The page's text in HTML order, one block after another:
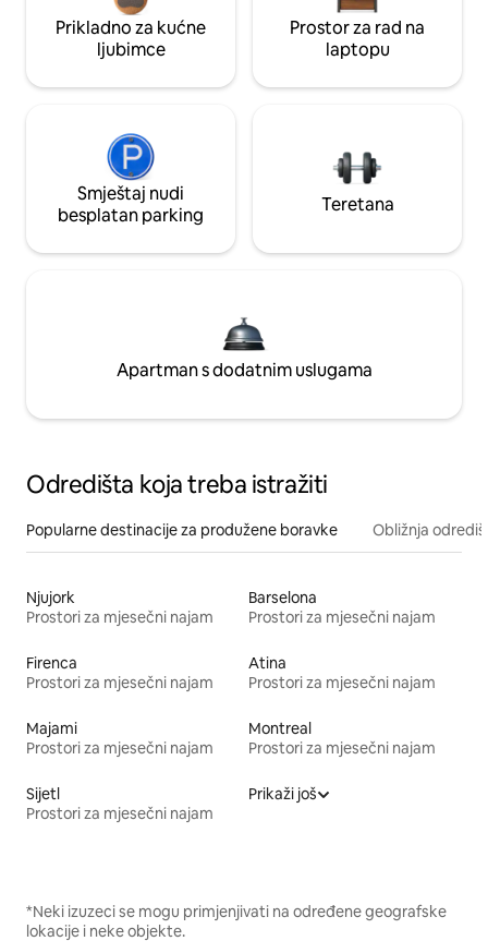
Prikladno za kućne
ljubimce
Prostor za rad na
laptopu
Smještaj nudi
besplatan parking
Teretana
Apartman s dodatnim uslugama
Odredišta koja treba istražiti
Popularne destinacije za produžene boravke Obližnja
Njujork
Prostori za mjesečni najam
Barselona
Prostori za mjesečni najam
Firenca
Prostori za mjesečni najam
Atina
Prostori za mjesečni najam
Majami
Prostori za mjesečni najam
Montreal
Prostori za mjesečni najam
Sijetl
Prostori za mjesečni najam
Prikaži još
*Neki izuzeci se mogu primjenjivati na određene geografske
lokacije i neke objekte.